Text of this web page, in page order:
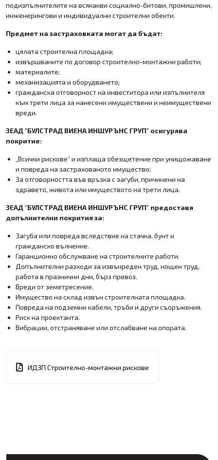
подизпълнителите на всякакви социално-битови, промишлени,
инженерингови и индивидуални строителни обекти.
Предмет на застраховката могат да бъдат:
цялата строителна площадка;
извършваните по договор строително-монтажни работи;
материалите;
механизацията и оборудването;
гражданска отговорност на инвеститора или изпълнителя
към трети лица за нанесени имуществени и неимуществени
вреди.
ЗЕАД "БУЛСТРАД ВИЕНА ИНШУРЪНС ГРУП" осигурява
покритие:
„Всички рискове” и изплаща обезщетение при унищожаване
и повреда на застрахованото имущество;
За отговорността във връзка с загуби, причинени на
здравето, живота или имуществото на трети лица.
ЗЕАД "БУЛСТРАД ВИЕНА ИНШУРЪНС ГРУП" предоставя
допълнителни покрития за:
Загуба или повреда вследствие на стачка, бунт и
гражданско вълнение.
Гаранционно обслужване на строителните работи.
Допълнителни разходи за извънреден труд, нощен труд,
работа в празнични дни, бърз превоз.
Вреди от земетресение.
Имущество на склад извън строителната площадка.
Повреда на подземни кабели, тръби и други съоръжения.
Риск на проектанта.
Вибрации, отстраняване или отслабване на опората.
ИДЗП Строително-монтажни рискове